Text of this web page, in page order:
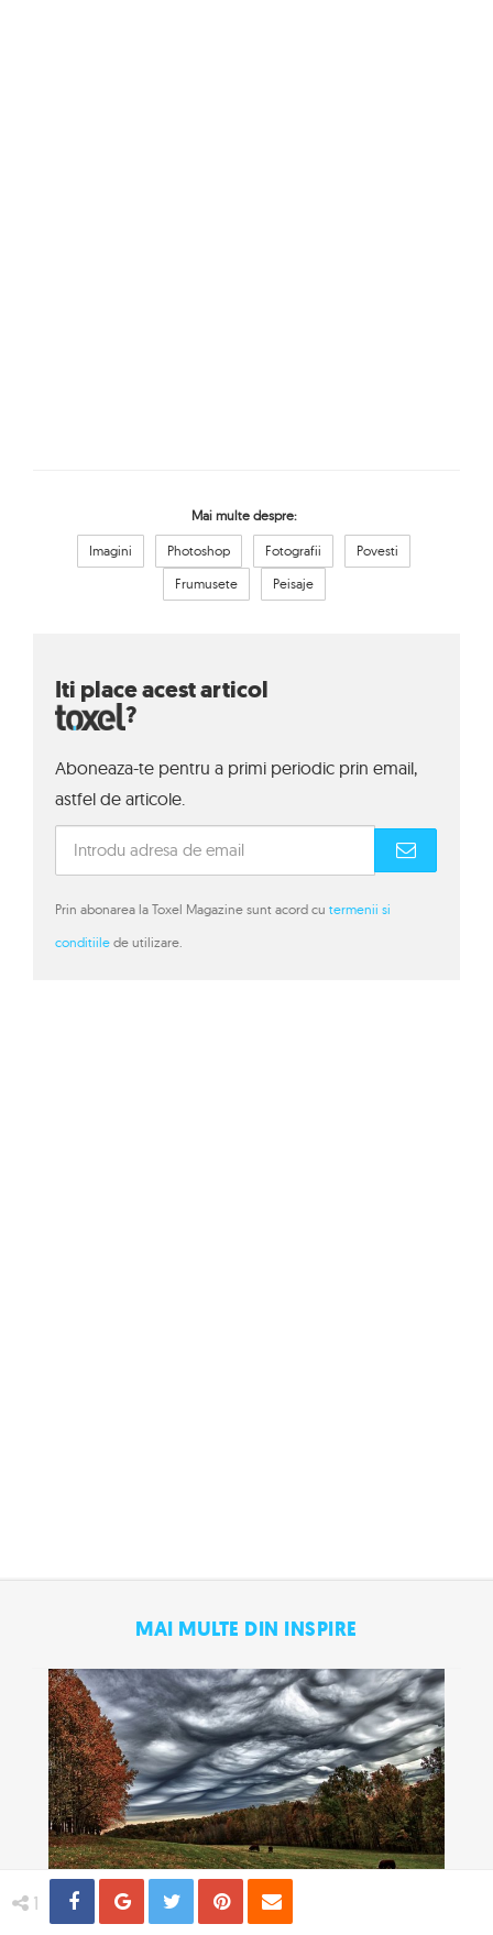
1 Share Distribuie
Tweet Pin
Mai multe despre:
Imagini Photoshop Fotografii
Povesti
Frumusete
Peisaje
Iti place acest articol
?
Aboneaza-te pentru a primi periodic prin email,
astfel de articole.
Prin abonarea la Toxel Magazine sunt acord cu termenii si
conditiile de utilizare.
MAI MULTE DIN INSPIRE
Cele mai spectaculoase formatiuni